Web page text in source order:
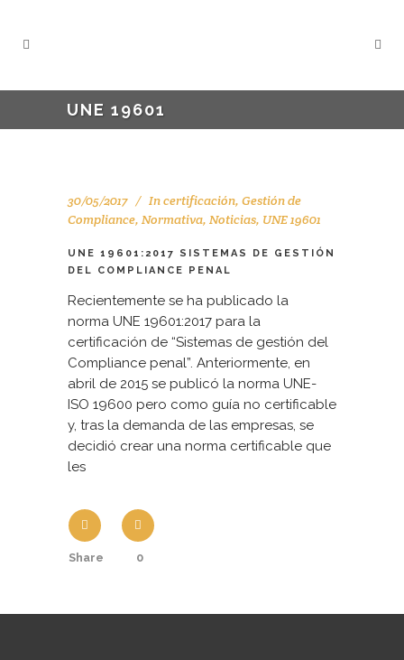
UNE 19601
30/05/2017 Incertificación, Gestión de
Compliance, Normativa, Noticias, UNE 19601
UNE 19601:2017 SISTEMAS DE GESTIÓN
DEL COMPLIANCE PENAL
Recientemente se ha publicado la
norma UNE 19601:2017 para la
certificación de “Sistemas de gestión del
Compliance penal”. Anteriormente, en
abril de 2015 se publicó la norma UNE-
ISO 19600 pero como guía no certificable
y, tras la demanda de las empresas, se
decidió crear una norma certificable que
les
Share 0